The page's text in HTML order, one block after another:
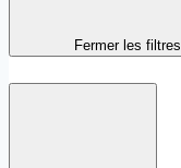
Fermer les filtres